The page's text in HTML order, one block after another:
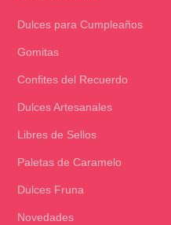
Dulces para Cumpleaños
Gomitas
Confites del Recuerdo
Dulces Artesanales
Libres de Sellos
Paletas de Caramelo
Dulces Fruna
Novedades